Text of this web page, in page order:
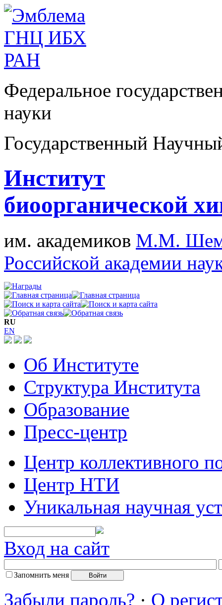
Федеральное
науки
Государственный
Институт
биоорганической
им. академиков М.М.
Российской академии
RU
EN
Об Институте
Структура Института
Образование
Пресс-центр
Центр коллективного
Центр НТИ
Уникальная научная
Вход на сайт
Запомнить меня
Забыли пароль? · О